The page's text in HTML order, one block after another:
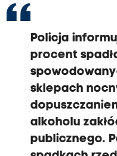
Policja
procent
sklepach
alkoholu
publicznego.